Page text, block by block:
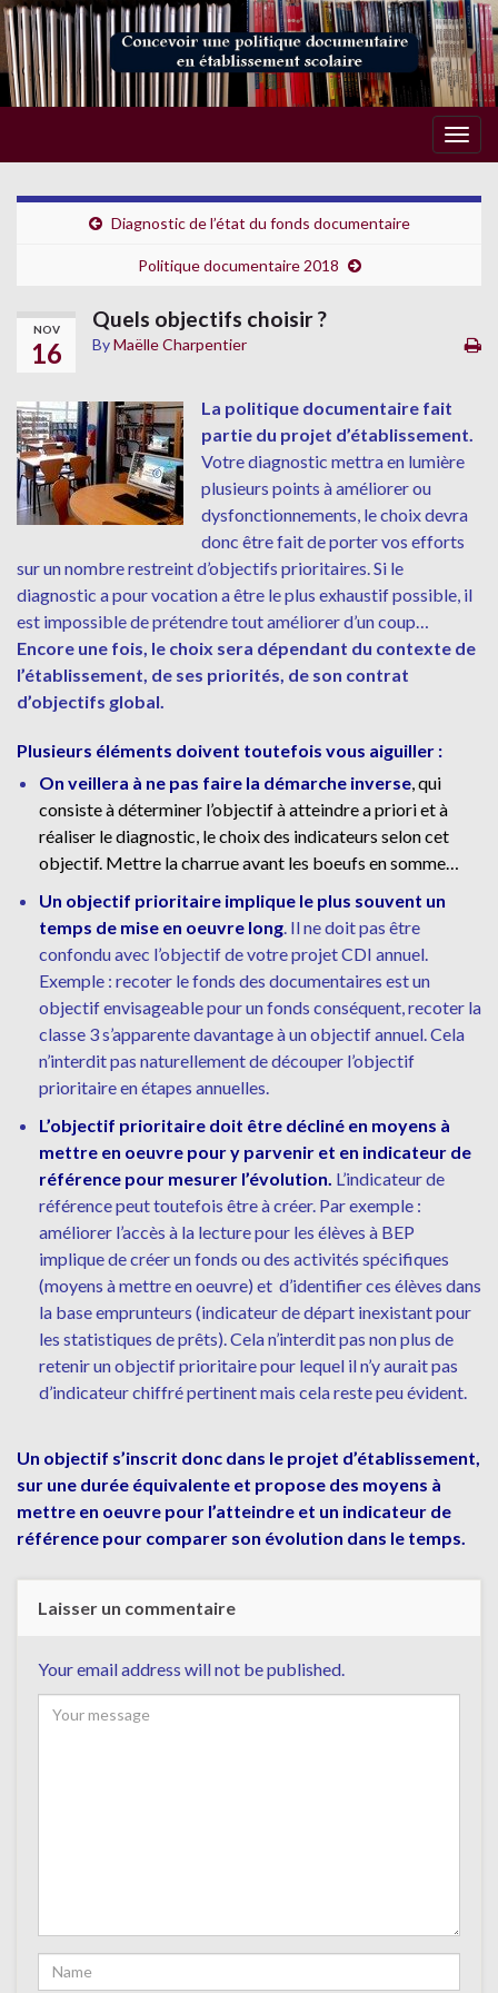
Diagnostic de l’état du fonds documentaire
Politique documentaire 2018
NOV
16
Quels objectifs choisir ?
ByMaëlle Charpentier
La politique documentaire fait
partie du projet d’établissement.
Votre diagnostic mettra en lumière
plusieurs points à améliorer ou
dysfonctionnements, le choix devra
donc être fait de porter vos efforts
sur un nombre restreint d’objectifs prioritaires. Si le
diagnostic a pour vocation a être le plus exhaustif possible, il
est impossible de prétendre tout améliorer d’un coup…
Encore une fois, le choix sera dépendant du contexte de
l’établissement, de ses priorités, de son contrat
d’objectifs global.
Plusieurs éléments doivent toutefois vous aiguiller :
On veillera à ne pas faire la démarche inverse , qui
consiste à déterminer l’objectif à atteindre a priori et à
réaliser le diagnostic, le choix des indicateurs selon cet
objectif. Mettre la charrue avant les boeufs en somme…
Un objectif prioritaire implique le plus souvent un
temps de mise en oeuvre long . Il ne doit pas être
confondu avec l’objectif de votre projet CDI annuel.
Exemple : recoter le fonds des documentaires est un
objectif envisageable pour un fonds conséquent, recoter la
classe 3 s’apparente davantage à un objectif annuel. Cela
n’interdit pas naturellement de découper l’objectif
prioritaire en étapes annuelles.
L’objectif prioritaire doit être décliné en moyens à
mettre en oeuvre pour y parvenir et en indicateur de
référence pour mesurer l’évolution. L’indicateur de
référence peut toutefois être à créer. Par exemple :
améliorer l’accès à la lecture pour les élèves à BEP
implique de créer un fonds ou des activités spécifiques
(moyens à mettre en oeuvre) et d’identifier ces élèves dans
la base emprunteurs (indicateur de départ inexistant pour
les statistiques de prêts). Cela n’interdit pas non plus de
retenir un objectif prioritaire pour lequel il n’y aurait pas
d’indicateur chiffré pertinent mais cela reste peu évident.
Un objectif s’inscrit donc dans le projet d’établissement,
sur une durée équivalente et propose des moyens à
mettre en oeuvre pour l’atteindre et un indicateur de
référence pour comparer son évolution dans le temps.
Laisser un commentaire
Your email address will not be published.